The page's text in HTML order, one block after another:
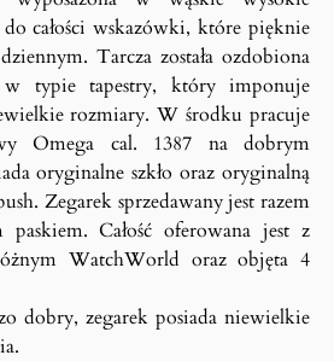
całości wskazówki, które pięknie
Tarcza została ozdobiona
typie tapestry, który imponuje
rozmiary. W środku pracuje
Omega cal. 1387 na dobrym
oryginalne szkło oraz oryginalną
Zegarek sprzedawany jest razem
Całość oferowana jest z
WatchWorld oraz objęta 4
dobry, zegarek posiada niewielkie